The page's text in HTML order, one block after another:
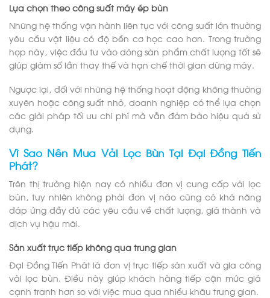
Lựa chọn theo công suất máy ép bùn
Những hệ thống vận hành liên tục với công suất lớn thường
yêu cầu vật liệu có độ bền cơ học cao hơn. Trong trường
hợp này, việc đầu tư vào dòng sản phẩm chất lượng tốt sẽ
giúp giảm số lần thay thế và hạn chế thời gian dừng máy.
Ngược lại, đối với những hệ thống hoạt động không thường
xuyên hoặc công suất nhỏ, doanh nghiệp có thể lựa chọn
các giải pháp tối ưu chi phí mà vẫn đảm bảo hiệu quả sử
dụng.
Vì Sao Nên Mua Vải Lọc Bùn Tại Đại Đồng Tiến
Phát?
Trên thị trường hiện nay có nhiều đơn vị cung cấp vải lọc
bùn, tuy nhiên không phải đơn vị nào cũng có khả năng
đáp ứng đầy đủ các yêu cầu về chất lượng, giá thành và
dịch vụ hậu mãi.
Sản xuất trực tiếp không qua trung gian
Đại Đồng Tiến Phát là đơn vị trực tiếp sản xuất và gia công
vải lọc bùn. Điều này giúp khách hàng tiếp cận mức giá
cạnh tranh hơn so với việc mua qua nhiều khâu trung gian.